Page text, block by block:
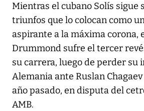
Mientras el cubano Solís sigue
triunfos que lo colocan como
aspirante a la máxima corona,
Drummond sufre el tercer
su carrera, luego de perder su
Alemania ante Ruslan
año pasado, en disputa del
AMB.